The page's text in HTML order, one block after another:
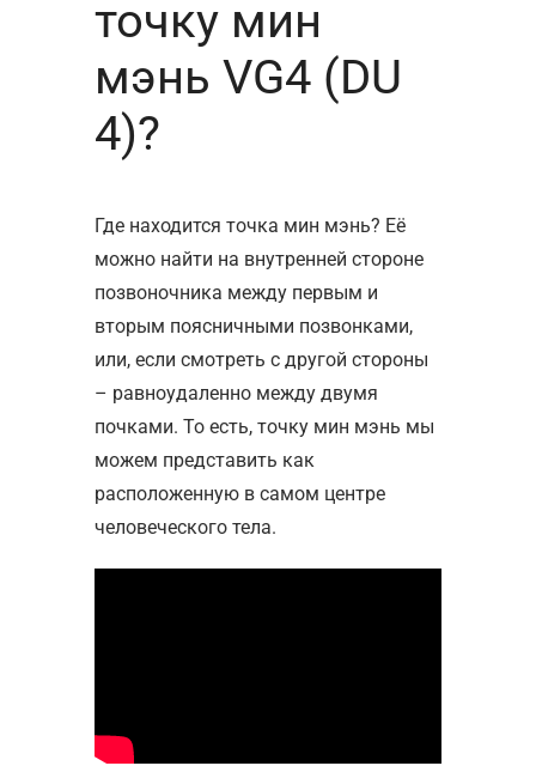
точку мин
мэнь VG4 (DU
4)?
Где находится точка мин мэнь? Её
можно найти на внутренней стороне
позвоночника между первым и
вторым поясничными позвонками,
или, если смотреть с другой стороны
– равноудаленно между двумя
почками. То есть, точку мин мэнь мы
можем представить как
расположенную в самом центре
человеческого тела.